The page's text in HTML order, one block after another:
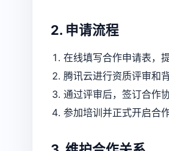
2. 申请流程
在线填写合作申请表，
腾讯云进行资质评审和
通过评审后，签订合作
参加培训并正式开启合